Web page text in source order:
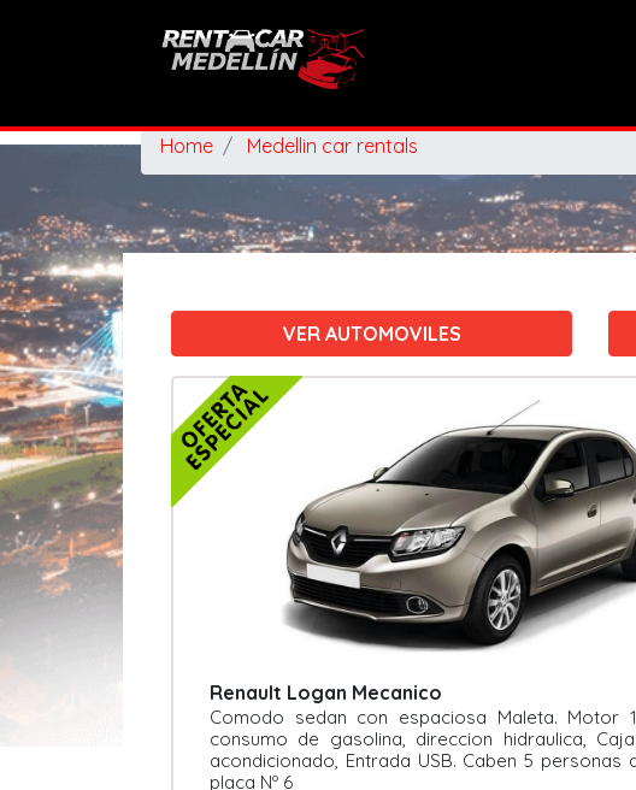
Home Medellin car rentals
VER AUTOMOVILES
Renault Logan Mecanico
Comodo sedan con espaciosa Maleta. Motor
consumo de gasolina, direccion hidraulica,
acondicionado, Entrada USB. Caben 5 personas
placa Nº 6